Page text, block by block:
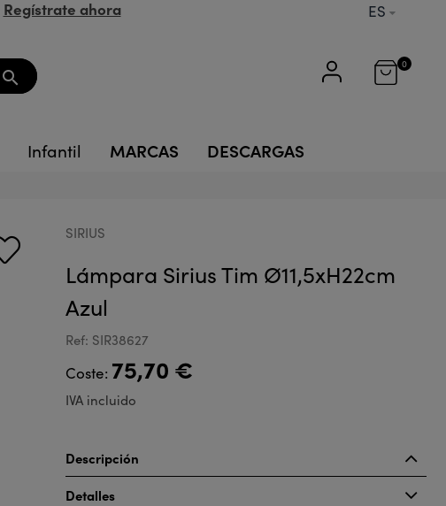
Regístrate ahora ES
search
0
Infantil MARCAS DESCARGAS
SIRIUS
Lámpara Sirius Tim Ø11,5xH22cm
Azul
Ref: SIR38627
Coste: 75,70 €
IVA incluido
Descripción
Detalles